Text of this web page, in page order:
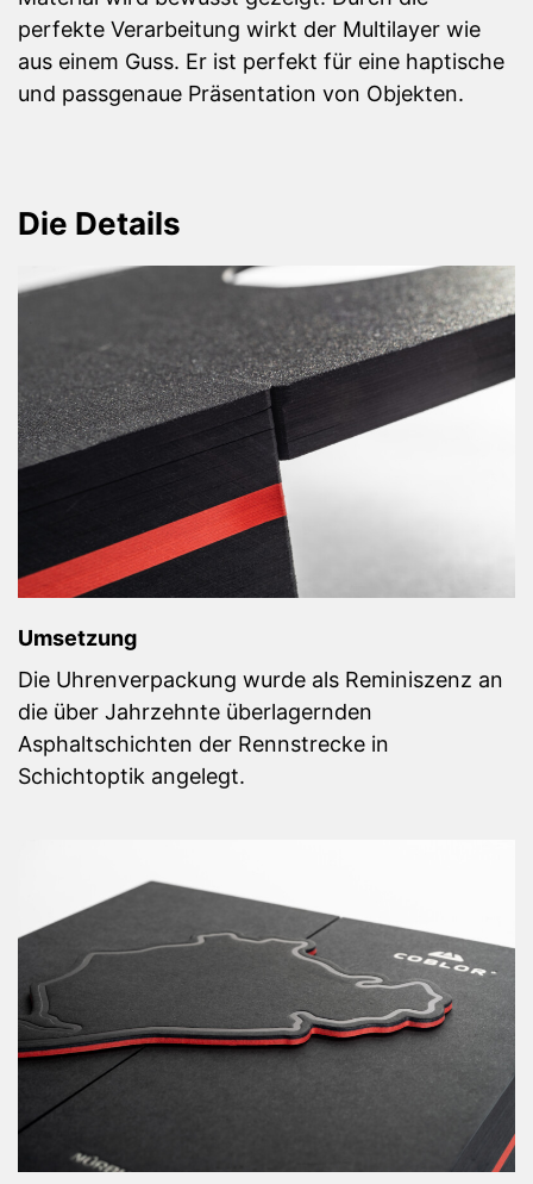
perfekte Verarbeitung wirkt der Multilayer wie
aus einem Guss. Er ist perfekt für eine haptische
und passgenaue Präsentation von Objekten.
Die Details
Umsetzung
Die Uhrenverpackung wurde als Reminiszenz an
die über Jahrzehnte überlagernden
Asphaltschichten der Rennstrecke in
Schichtoptik angelegt.